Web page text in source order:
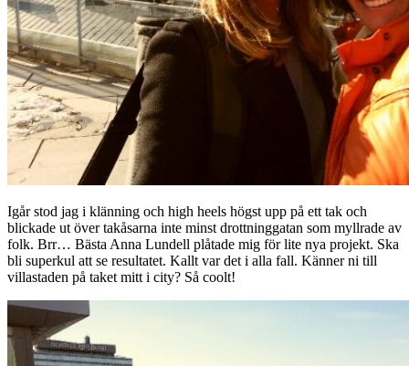
Igår stod jag i klänning och high heels högst upp på ett tak och
blickade ut över takåsarna inte minst drottninggatan som myllrade av
folk. Brr… Bästa Anna Lundell plåtade mig för lite nya projekt. Ska
bli superkul att se resultatet. Kallt var det i alla fall. Känner ni till
villastaden på taket mitt i city? Så coolt!